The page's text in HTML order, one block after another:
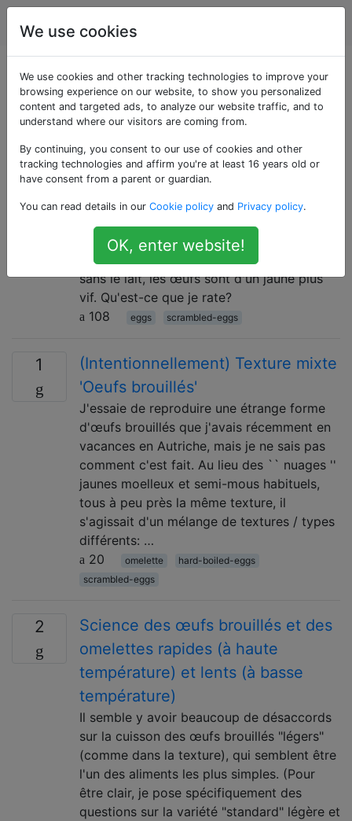
Cuisine
Questions marquées
«scrambled-eggs»
13
Pourquoi utiliser du lait dans les
œufs brouillés?
J'ai vu de nombreuses recettes d'œufs
moitié Alors, que fait le lait? La seule
différence que je peux voir est la couleur -
sans le lait, les œufs sont d'un jaune plus
vif. Qu'est-ce que je rate?
108
eggs scrambled-eggs
1
(Intentionnellement) Texture mixte
'Oeufs brouillés'
J'essaie de reproduire une étrange forme
d'œufs brouillés que j'avais récemment en
vacances en Autriche, mais je ne sais pas
comment c'est fait. Au lieu des `` nuages ​​''
jaunes moelleux et semi-mous habituels,
tous à peu près la même texture, il
s'agissait d'un mélange de textures / types
différents: …
20
omelette
hard-boiled-eggs
scrambled-eggs
2
Science des œufs brouillés et des
omelettes rapides (à haute
température) et lents (à basse
température)
Il semble y avoir beaucoup de désaccords
sur la cuisson des œufs brouillés "légers"
(comme dans la texture), qui semblent être
l'un des aliments les plus simples. (Pour
être clair, je pose spécifiquement des
questions sur la variété "standard" légère et
We use cookies
We use cookies and other tracking technologies to improve your
browsing experience on our website, to show you personalized
content and targeted ads, to analyze our website traffic, and to
understand where our visitors are coming from.
By continuing, you consent to our use of cookies and other
tracking technologies and affirm you're at least 16 years old or
have consent from a parent or guardian.
You can read details in our Cookie policy and Privacy policy.
OK, enter website!